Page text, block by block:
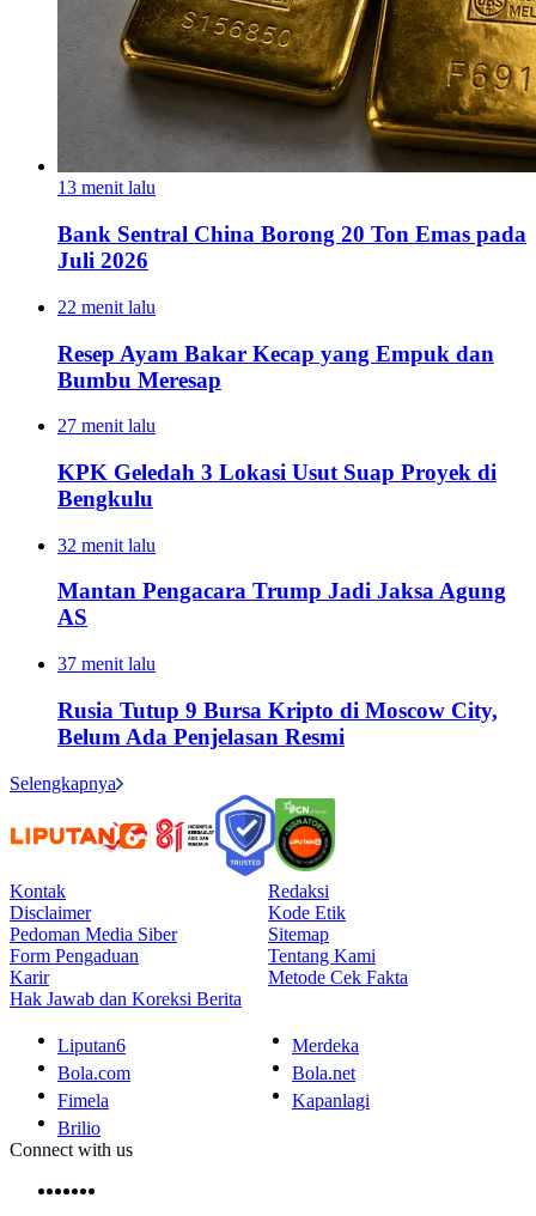
13 menit lalu
Bank Sentral China Borong 20 Ton Emas pada
Juli 2026
22 menit lalu
Resep Ayam Bakar Kecap yang Empuk dan
Bumbu Meresap
27 menit lalu
KPK Geledah 3 Lokasi Usut Suap Proyek di
Bengkulu
32 menit lalu
Mantan Pengacara Trump Jadi Jaksa Agung
AS
37 menit lalu
Rusia Tutup 9 Bursa Kripto di Moscow City,
Belum Ada Penjelasan Resmi
Selengkapnya
Kontak
Redaksi
Disclaimer
Kode Etik
Pedoman Media Siber
Sitemap
Form Pengaduan
Tentang Kami
Karir
Metode Cek Fakta
Hak Jawab dan Koreksi Berita
Liputan6
Merdeka
Bola.com
Bola.net
Fimela
Kapanlagi
Brilio
Connect with us